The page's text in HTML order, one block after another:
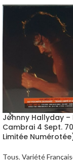
Johnny Hallyday –
Cambrai 4 Sept.
Limitée
Tous, Variété